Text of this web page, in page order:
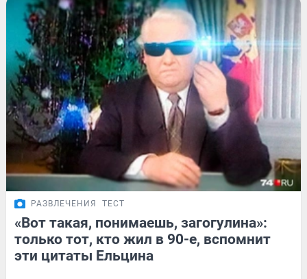
РАЗВЛЕЧЕНИЯ ТЕСТ
«Вот такая, понимаешь, загогулина»:
только тот, кто жил в 90-е, вспомнит
эти цитаты Ельцина